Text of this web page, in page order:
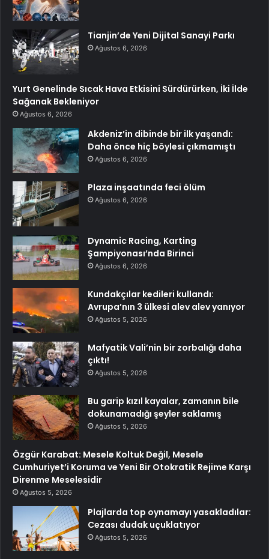
Tianjin’de Yeni Dijital Sanayi Parkı
Ağustos 6, 2026
Yurt Genelinde Sıcak Hava Etkisini Sürdürürken, İki İlde
Sağanak Bekleniyor
Ağustos 6, 2026
Akdeniz’in dibinde bir ilk yaşandı:
Daha önce hiç böylesi çıkmamıştı
Ağustos 6, 2026
Plaza inşaatında feci ölüm
Ağustos 6, 2026
Dynamic Racing, Karting
Şampiyonası’nda Birinci
Ağustos 6, 2026
Kundakçılar kedileri kullandı:
Avrupa’nın 3 ülkesi alev alev yanıyor
Ağustos 5, 2026
Mafyatik Vali’nin bir zorbalığı daha
çıktı!
Ağustos 5, 2026
Bu garip kızıl kayalar, zamanın bile
dokunamadığı şeyler saklamış
Ağustos 5, 2026
Özgür Karabat: Mesele Koltuk Değil, Mesele
Cumhuriyet’i Koruma ve Yeni Bir Otokratik Rejime Karşı
Direnme Meselesidir
Ağustos 5, 2026
Plajlarda top oynamayı yasakladılar:
Cezası dudak uçuklatıyor
Ağustos 5, 2026